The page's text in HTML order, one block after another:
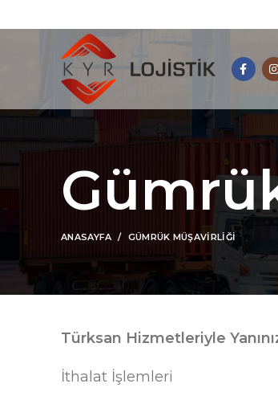
ANASAYFA GÜMRÜK MÜŞAVIRLIĞI
Türksan Hizmetleriyle
İthalat İşlemleri